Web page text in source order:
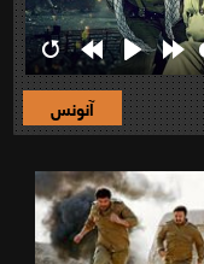
RestartRewind
10s
Play
10s
آنونس